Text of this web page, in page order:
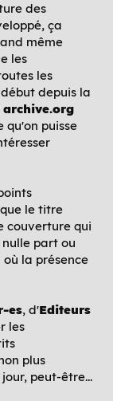
des
ça
même
les
les
depuis la
archive.org
qu'on puisse
le titre
couverture qui
part ou
la présence
es, d'Editeurs
les
plus
peut-être...